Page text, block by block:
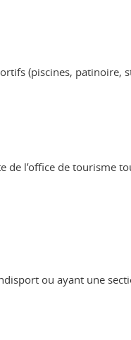
(piscines, patinoire,
de l’office de tourisme
ou ayant une